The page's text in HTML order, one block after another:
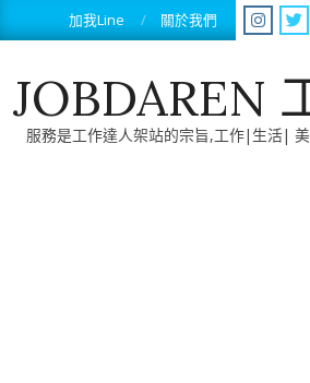
to
加我Line 關於我們
JOBDAREN
服務是工作達人架站的宗旨,工作|生活|